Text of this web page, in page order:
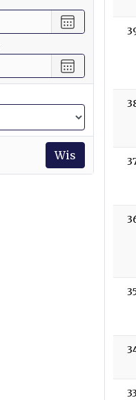
Choose
date
Choose
date
Wis
33